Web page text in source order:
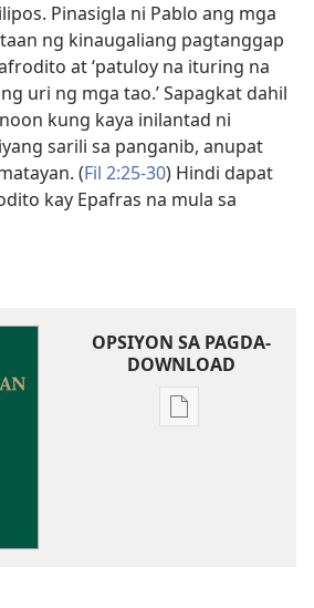
Pinasigla ni Pablo ang mga
ng kinaugaliang pagtanggap
at ‘patuloy na ituring na
uri ng mga tao.’ Sapagkat dahil
kung kaya inilantad ni
sarili sa panganib, anupat
(Fil 2:25-30) Hindi dapat
kay Epafras na mula sa
OPSIYON SA PAGDA-
DOWNLOAD
Opsiyon